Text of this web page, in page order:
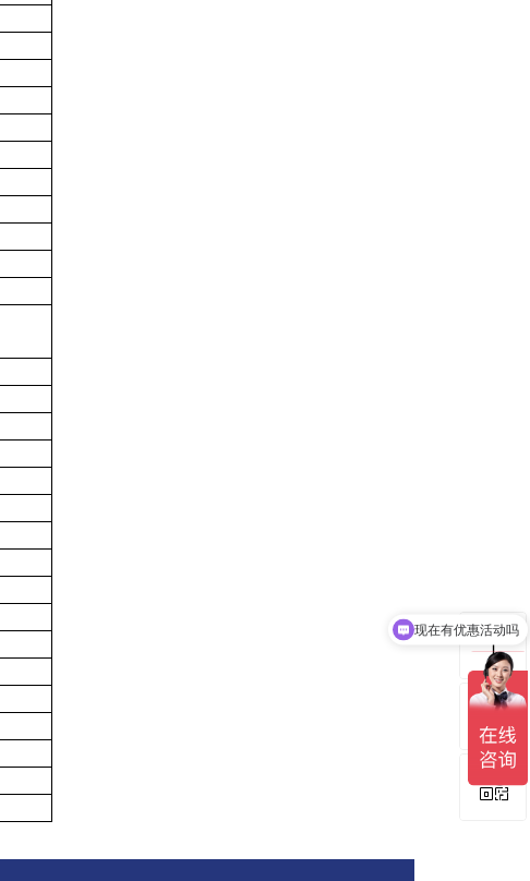
ꁸ
回到顶部
ꂅ
0755-83899326
ꀥ
可以介绍下你们的产品么